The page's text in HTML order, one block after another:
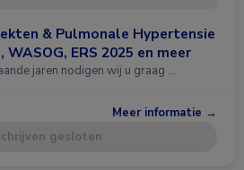
& Pulmonale Hypertensie
ERS 2025 en meer
jaren nodigen wij u graag …
Meer informatie →
gesloten